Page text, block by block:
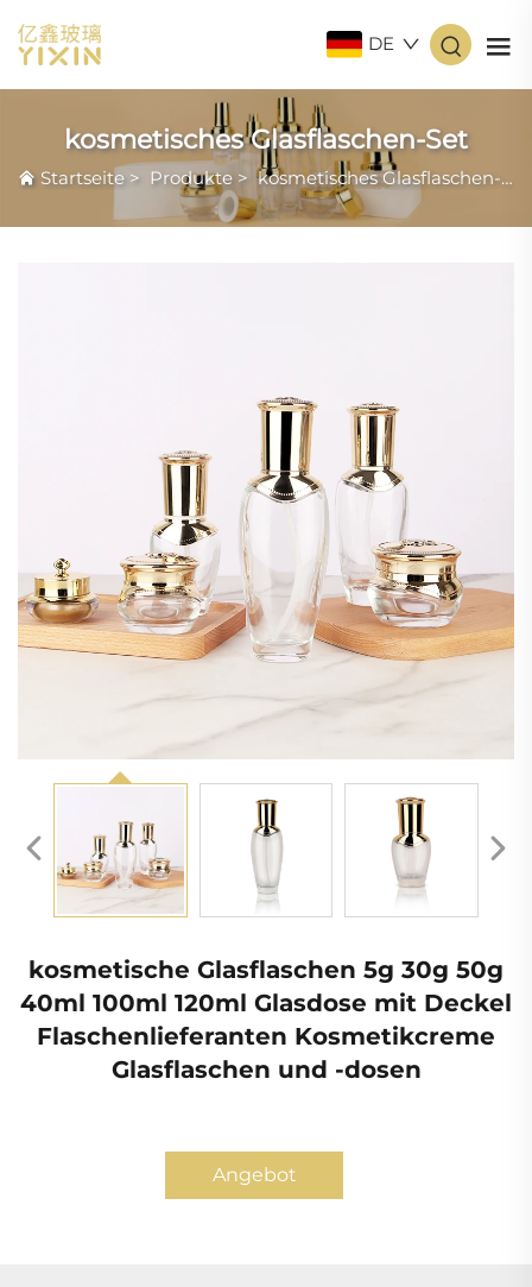
DE
kosmetisches Glasflaschen-Set
Startseite > Produkte >kosmetisches Glasflaschen-Set
kosmetische Glasflaschen 5g 30g 50g
40ml 100ml 120ml Glasdose mit Deckel
Flaschenlieferanten Kosmetikcreme
Glasflaschen und -dosen
Angebot